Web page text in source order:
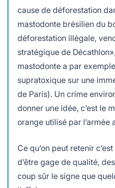
cause de déforestation
mastodonte brésilien du
déforestation illégale,
stratégique de
mastodonte a par
supratoxique sur une
de Paris). Un crime
donner une idée, c’est le
orange utilisé par l’armée
Ce qu’on peut retenir
d’être gage de qualité,
coup sûr le signe que